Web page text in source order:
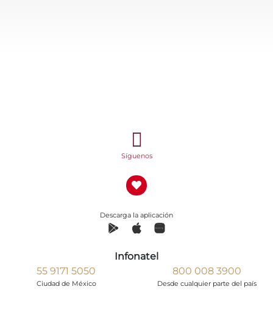
Síguenos
Descarga la aplicación
Infonatel
55 9171 5050
Ciudad de México
800 008 3900
Desde cualquier parte del país